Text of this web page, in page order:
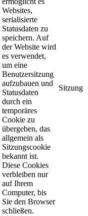
Websites,
serialisierte
Statusdaten zu
speichern. Auf
der Website wird
es verwendet,
um eine
Benutzersitzung
aufzubauen und
Statusdaten
durch ein
temporäres
Cookie zu
übergeben, das
allgemein als
Sitzungscookie
bekannt ist.
Diese Cookies
verbleiben nur
auf Ihrem
Computer, bis
Sie den Browser
schließen.
Sitzung